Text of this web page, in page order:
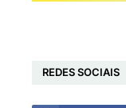
REDES SOCIAIS